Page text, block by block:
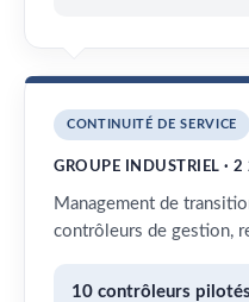
CONTINUITÉ DE SERVICE
GROUPE INDUSTRIEL ·
Management de
contrôleurs de gestion,
10 contrôleurs